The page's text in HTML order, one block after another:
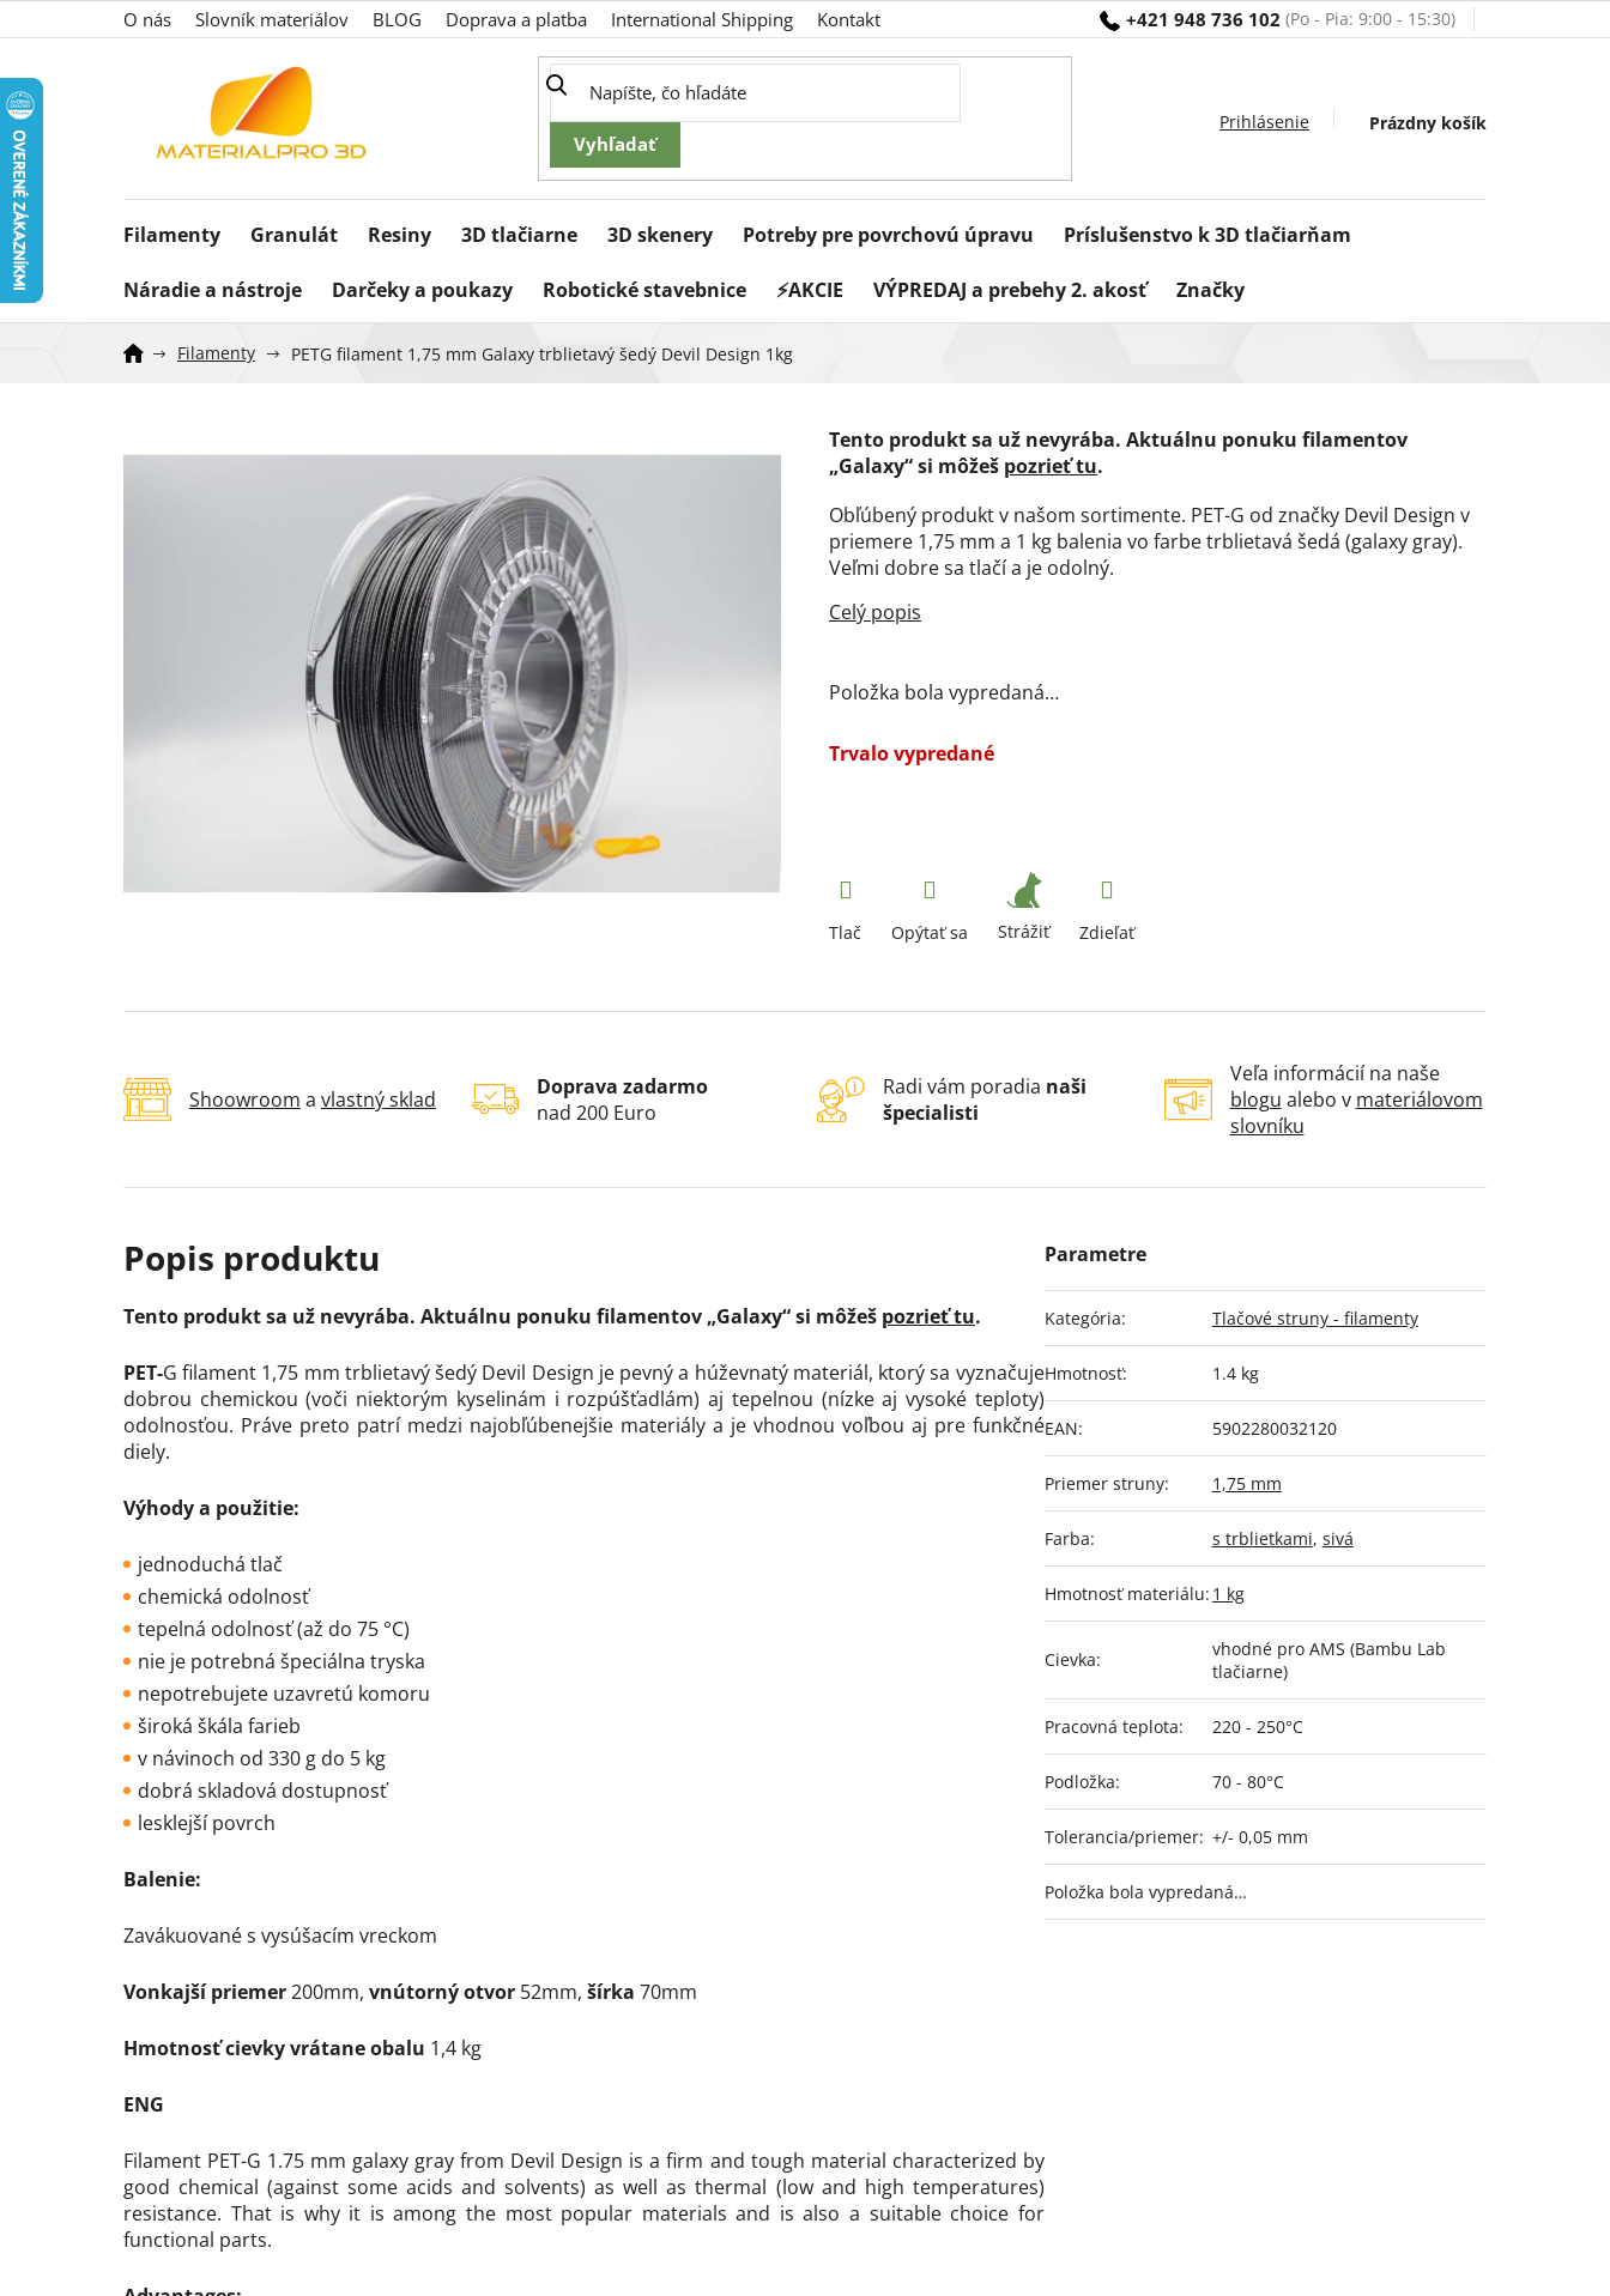
na
+421 948 736 102
O nás Slovník materiálov BLOG Doprava a platba International Shipping Kontakt
Nákupný
Prázdny košík
Filamenty Granulát Resiny 3D tlačiarne 3D skenery Potreby pre povrchovú úpravu Príslušenstvo k 3D tlačiarňam
Náradie a nástroje Darčeky a poukazy Robotické stavebnice ⚡AKCIE VÝPREDAJ a prebehy 2. akosť Značky
Filamenty PETG filament 1,75 mm Galaxy trblietavý šedý Devil Design 1kg
Trvalo vypredané
Položka bola vypredaná…
Tento produkt sa už nevyrába. Aktuálnu ponuku filamentov
„Galaxy“ si môžeš pozrieť tu.
Obľúbený produkt v našom sortimente. PET-G od značky Devil Design v
priemere 1,75 mm a 1 kg balenia vo farbe trblietavá šedá (galaxy gray).
Veľmi dobre sa tlačí a je odolný.
Tlač Opýtať sa Strážiť Zdieľať
Shoowroom a vlastný sklad
Doprava zadarmo
nad 200 Euro
Radi vám poradia naši
špecialisti
Veľa informácií na naše
blogu alebo v materiálovom
slovníku
Tento produkt sa už nevyrába. Aktuálnu ponuku filamentov „Galaxy“ si môžeš pozrieť tu.
PET-G filament 1,75 mm trblietavý šedý Devil Design je pevný a húževnatý materiál, ktorý sa vyznačuje
dobrou chemickou (voči niektorým kyselinám i rozpúšťadlám) aj tepelnou (nízke aj vysoké teploty)
odolnosťou. Práve preto patrí medzi najobľúbenejšie materiály a je vhodnou voľbou aj pre funkčné
diely.
Výhody a použitie:
jednoduchá tlač
chemická odolnosť
tepelná odolnosť (až do 75 °C)
nie je potrebná špeciálna tryska
nepotrebujete uzavretú komoru
široká škála farieb
v návinoch od 330 g do 5 kg
dobrá skladová dostupnosť
lesklejší povrch
Balenie:
Zavákuované s vysúšacím vreckom
Vonkajší priemer200mm, vnútorný otvor 52mm, šírka 70mm
Hmotnosť cievky vrátane obalu 1,4 kg
ENG
Filament PET-G 1.75 mm galaxy gray from Devil Design is a firm and tough material characterized by
good chemical (against some acids and solvents) as well as thermal (low and high temperatures)
resistance. That is why it is among the most popular materials and is also a suitable choice for
functional parts.
Kategória: Tlačové struny - filamenty
Hmotnosť: 1.4 kg
EAN: 5902280032120
Priemer struny: 1,75 mm
Farba: s trblietkami, sivá
Hmotnosť materiálu: 1 kg
Cievka:
vhodné pro AMS (Bambu Lab
tlačiarne)
Pracovná teplota: 220 - 250°C
Podložka: 70 - 80°C
Tolerancia/priemer: +/- 0,05 mm
Položka bola vypredaná…